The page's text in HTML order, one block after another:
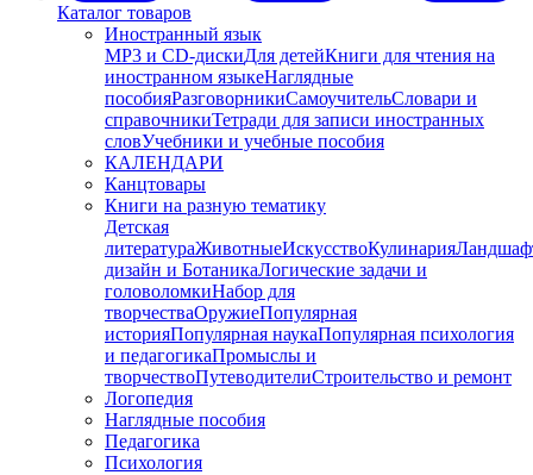
Каталог товаров
Иностранный язык
MP3 и CD-дискиДля детейКниги для чтения на
иностранном языкеНаглядные
пособияРазговорникиСамоучительСловари и
справочникиТетради для записи иностранных
словУчебники и учебные пособия
КАЛЕНДАРИ
Канцтовары
Книги на разную тематику
Детская
литератураЖивотныеИскусствоКулинария
дизайн и БотаникаЛогические задачи и
головоломкиНабор для
творчестваОружиеПопулярная
историяПопулярная наукаПопулярная психология
и педагогикаПромыслы и
творчествоПутеводителиСтроительство и ремонт
Логопедия
Наглядные пособия
Педагогика
Психология